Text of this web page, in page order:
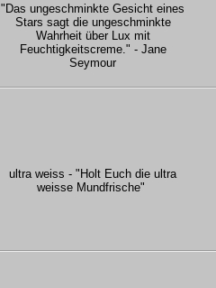
"Das ungeschminkte Gesicht eines
Stars sagt die ungeschminkte
Wahrheit über Lux mit
Feuchtigkeitscreme." - Jane
Seymour
ultra weiss - "Holt Euch die ultra
weisse Mundfrische"